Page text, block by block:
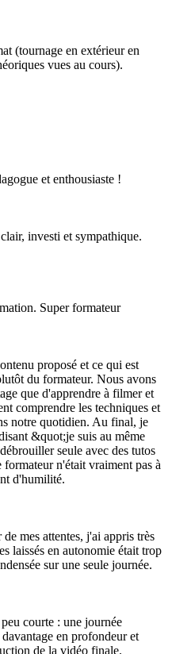
(tournage en extérieur en
vues au cours).
et enthousiaste !
investi et sympathique.
Super formateur
proposé et ce qui est
du formateur. Nous avons
que d'apprendre à filmer et
comprendre les techniques et
notre quotidien. Au final, je
&quot;je suis au même
seule avec des tutos
n'était vraiment pas à
d'humilité.
mes attentes, j'ai appris très
laissés en autonomie était trop
sur une seule journée.
courte : une journée
en profondeur et
de la vidéo finale.